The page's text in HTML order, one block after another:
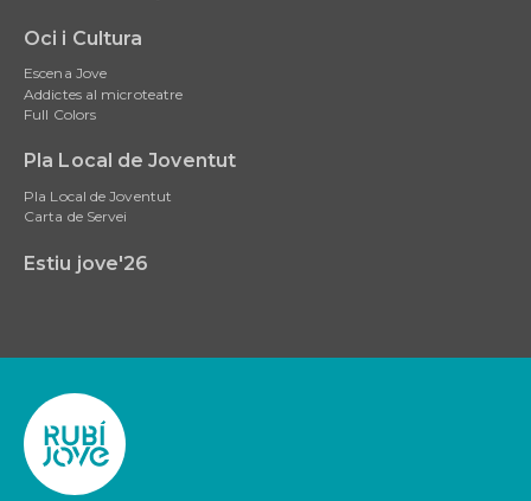
Oci i Cultura
Escena Jove
Addictes al microteatre
Full Colors
Pla Local de Joventut
Pla Local de Joventut
Carta de Servei
Estiu jove'26